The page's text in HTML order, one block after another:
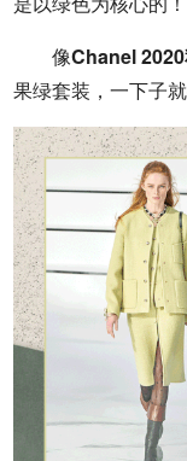
像Chanel
果绿套装，一下子